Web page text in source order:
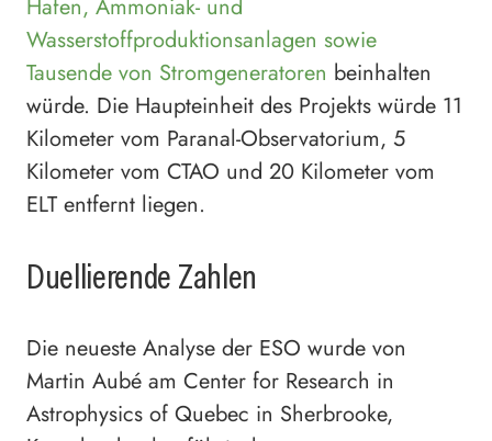
Hafen, Ammoniak- und
Wasserstoffproduktionsanlagen sowie
Tausende von Stromgeneratoren beinhalten
würde. Die Haupteinheit des Projekts würde 11
Kilometer vom Paranal-Observatorium, 5
Kilometer vom CTAO und 20 Kilometer vom
ELT entfernt liegen.
Duellierende Zahlen
Die neueste Analyse der ESO wurde von
Martin Aubé am Center for Research in
Astrophysics of Quebec in Sherbrooke,